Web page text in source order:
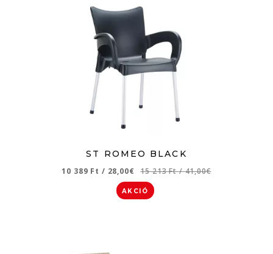
ST ROMEO BLACK
10 389 Ft / 28,00€ 15 213 Ft/ 41,00€
AKCIÓ